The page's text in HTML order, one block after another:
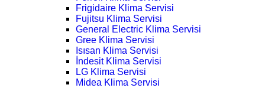
Frigidaire Klima Servisi
Fujitsu Klima Servisi
General Electric Klima Servisi
Gree Klima Servisi
Isısan Klima Servisi
İndesit Klima Servisi
LG Klima Servisi
Midea Klima Servisi